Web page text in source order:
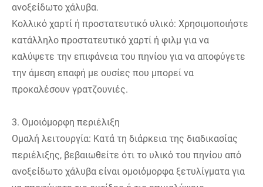
ανοξείδωτο χάλυβα.
Κολλικό χαρτί ή προστατευτικό υλικό: Χρησιμοποιήστε
κατάλληλο προστατευτικό χαρτί ή φιλμ για να
καλύψετε την επιφάνεια του πηνίου για να αποφύγετε
την άμεση επαφή με ουσίες που μπορεί να
προκαλέσουν γρατζουνιές.
3. Ομοιόμορφη περιέλιξη
Ομαλή λειτουργία: Κατά τη διάρκεια της διαδικασίας
περιέλιξης, βεβαιωθείτε ότι το υλικό του πηνίου από
ανοξείδωτο χάλυβα είναι ομοιόμορφα ξετυλίγματα για